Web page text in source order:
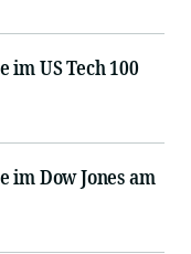
US Tech 100
Dow Jones am